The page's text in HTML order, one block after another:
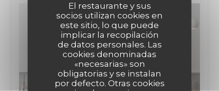
El restaurante y sus
socios utilizan cookies en
este sitio, lo que puede
implicar la recopilación
de datos personales. Las
cookies denominadas
«necesarias» son
obligatorias y se instalan
por defecto. Otras cookies